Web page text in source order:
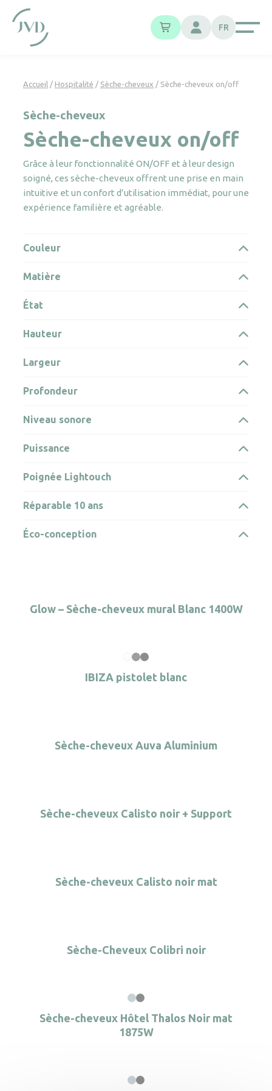
FR
Accueil / Hospitalité / Sèche-cheveux / Sèche-cheveux on/off
Sèche-cheveux
Sèche-cheveux on/off
Grâce à leur fonctionnalité ON/OFF et à leur design
soigné, ces sèche-cheveux offrent une prise en main
intuitive et un confort d’utilisation immédiat, pour une
expérience familière et agréable.
Glow – Sèche-cheveux mural Blanc 1400W
IBIZA pistolet blanc
Sèche-cheveux Auva Aluminium
Sèche-cheveux Calisto noir + Support
Sèche-cheveux Calisto noir mat
Sèche-Cheveux Colibri noir
Sèche-cheveux Hôtel Thalos Noir mat
1875W
Couleur
Matière
État
Hauteur
Largeur
Profondeur
Niveau sonore
Puissance
Poignée Lightouch
Réparable 10 ans
Éco-conception
Panneau de gestion des cookies